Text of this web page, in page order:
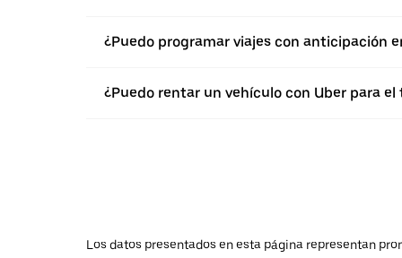
¿Puedo programar viajes con anticipación
¿Puedo rentar un vehículo con Uber para
Los datos presentados en esta página representan